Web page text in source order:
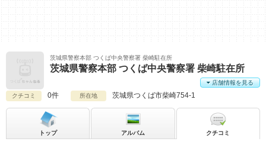
茨城県警察本部 つくば中央警察署 柴崎駐在所
茨城県警察本部 つくば中央警察署 柴崎駐在所
クチコミ 0件 所在地 茨城県つくば市柴崎754-1
店舗情報を見る
トップ アルバム クチコミ